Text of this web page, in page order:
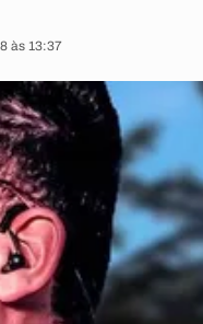
às 13:37